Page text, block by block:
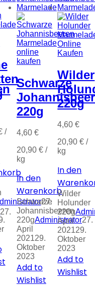
27.
/
27.
Schwarze
220g
4,60 €
20,90 €/
kg
In den
Warenkorb
Schwarze
Johannisbeeren
220gAdministrator27.
April
202129.
Oktober
2023
Add to
Wishlist
Wilder
220g
4,60€
20,90€ /
kg
In den
Wilder
Holunder
220g
April
202129.
Oktober
2023
Add to
Wishlist